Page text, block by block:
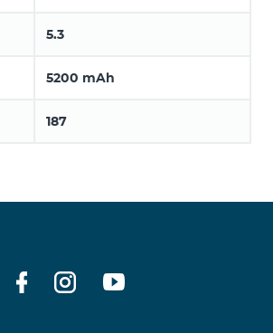
5.3
5200 mAh
187